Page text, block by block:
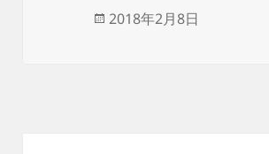
投
2018年2月8日